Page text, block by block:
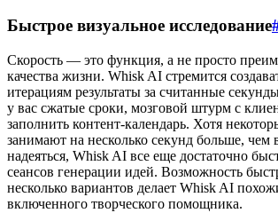
Быстрое визуальное исследование
Скорость — это функция, а не просто
качества жизни. Whisk AI стремится
итерациям результаты за считанные
у вас сжатые сроки, мозговой штурм с
заполнить контент-календарь. Хотя
занимают на несколько секунд больше,
надеяться, Whisk AI все еще достаточно
сеансов генерации идей. Возможность
несколько вариантов делает Whisk AI
включенного творческого помощника.